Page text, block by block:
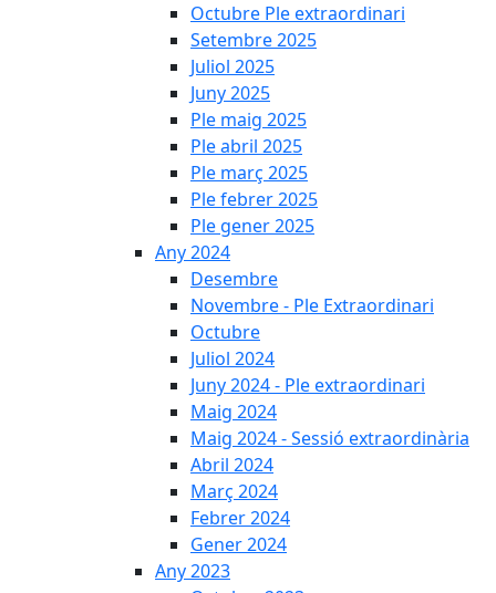
Octubre Ple extraordinari
Setembre 2025
Juliol 2025
Juny 2025
Ple maig 2025
Ple abril 2025
Ple març 2025
Ple febrer 2025
Ple gener 2025
Any 2024
Desembre
Novembre - Ple Extraordinari
Octubre
Juliol 2024
Juny 2024 - Ple extraordinari
Maig 2024
Maig 2024 - Sessió extraordinària
Abril 2024
Març 2024
Febrer 2024
Gener 2024
Any 2023